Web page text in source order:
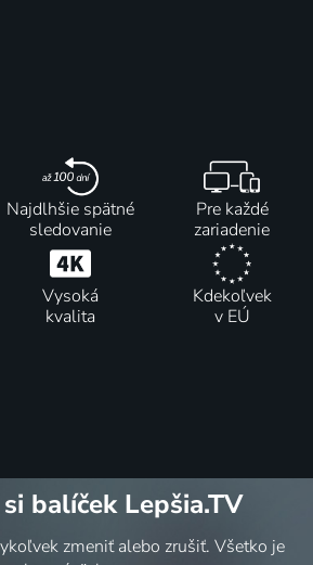
Najdlhšie spätné
sledovanie
Pre každé
zariadenie
Vysoká
kvalita
Kdekoľvek
v EÚ
balíček Lepšia.TV
zmeniť alebo zrušiť. Všetko je